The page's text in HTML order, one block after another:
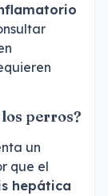
perros?
un
que el
hepática